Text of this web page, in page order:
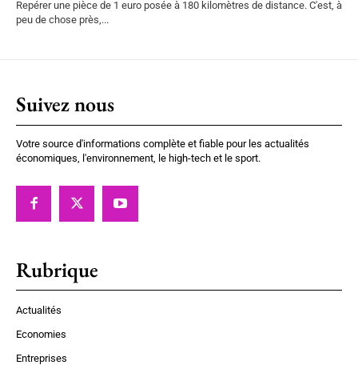
Repérer une pièce de 1 euro posée à 180 kilomètres de distance. C'est, à
peu de chose près,...
Suivez nous
Votre source d'informations complète et fiable pour les actualités
économiques, l'environnement, le high-tech et le sport.
Rubrique
Actualités
Economies
Entreprises